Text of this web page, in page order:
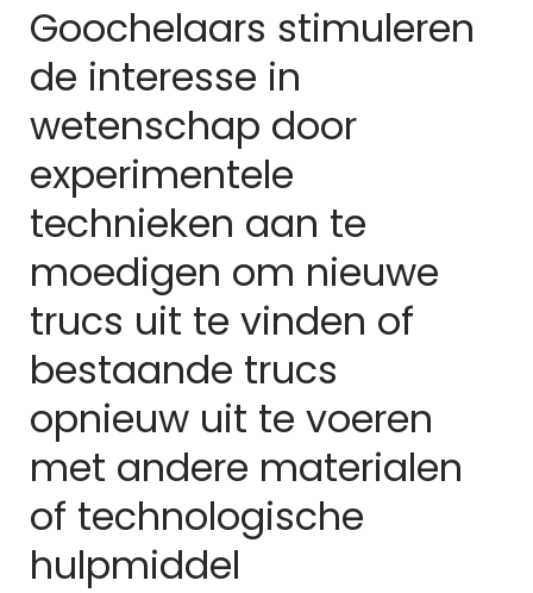
Goochelaars stimuleren
de interesse in
wetenschap door
experimentele
technieken aan te
moedigen om nieuwe
trucs uit te vinden of
bestaande trucs
opnieuw uit te voeren
met andere materialen
of technologische
hulpmiddel